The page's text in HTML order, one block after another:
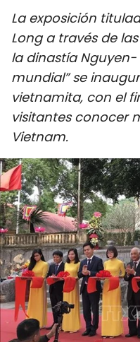
La exposición
Long a través de
la dinastía
mundial” se
vietnamita, con el
visitantes conocer
Vietnam.